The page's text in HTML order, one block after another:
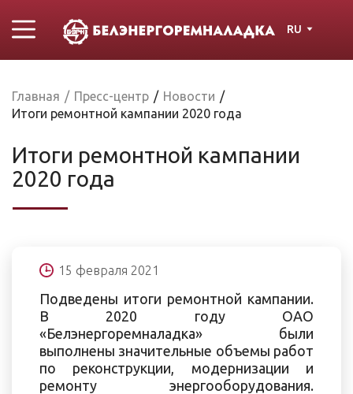
RU
Главная / Пресс-центр / Новости /
Итоги ремонтной кампании 2020 года
Итоги ремонтной кампании
2020 года
15 февраля 2021
Подведены итоги ремонтной кампании.
В 2020 году ОАО
«Белэнергоремналадка» были
выполнены значительные объемы работ
по реконструкции, модернизации и
ремонту энергооборудования.